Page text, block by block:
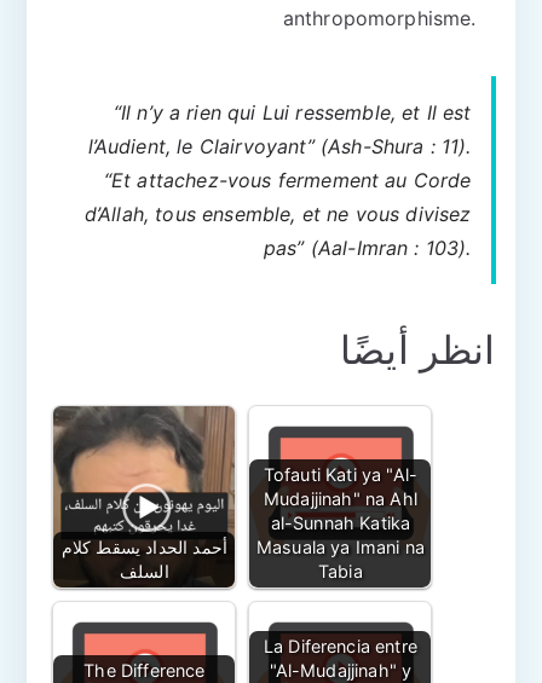
anthropomorphisme.
“Il n’y a rien qui Lui ressemble, et Il est
l’Audient, le Clairvoyant”(Ash-Shura : 11).
“Et attachez-vous fermement au Corde
d’Allah, tous ensemble, et ne vous divisez
pas”(Aal-Imran : 103).
انظر أيضًا
أحمد الحداد يسقط كلام
السلف
Tofauti Kati ya "Al-
Mudajjinah" na Ahl
al-Sunnah Katika
Masuala ya Imani na
Tabia
The Difference
La Diferencia entre
"Al-Mudajjinah" y